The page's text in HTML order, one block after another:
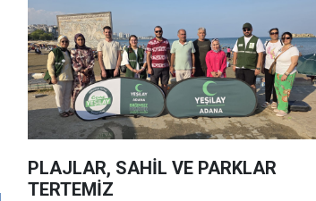
PLAJLAR, SAHİL VE PARKLAR
TERTEMİZ